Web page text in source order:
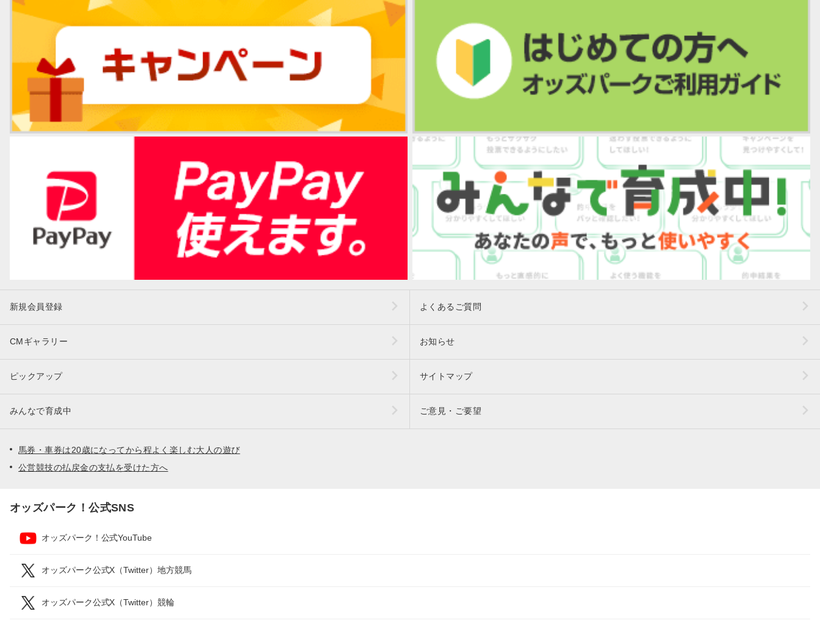
新規会員登録 よくあるご質問
CMギャラリー お知らせ
ピックアップ サイトマップ
みんなで育成中 ご意見・ご要望
馬券・車券は20歳になってから程よく楽しむ大人の遊び
公営競技の払戻金の支払を受けた方へ
オッズパーク！公式SNS
オッズパーク！公式YouTube
オッズパーク公式X（Twitter）地方競馬
オッズパーク公式X（Twitter）競輪